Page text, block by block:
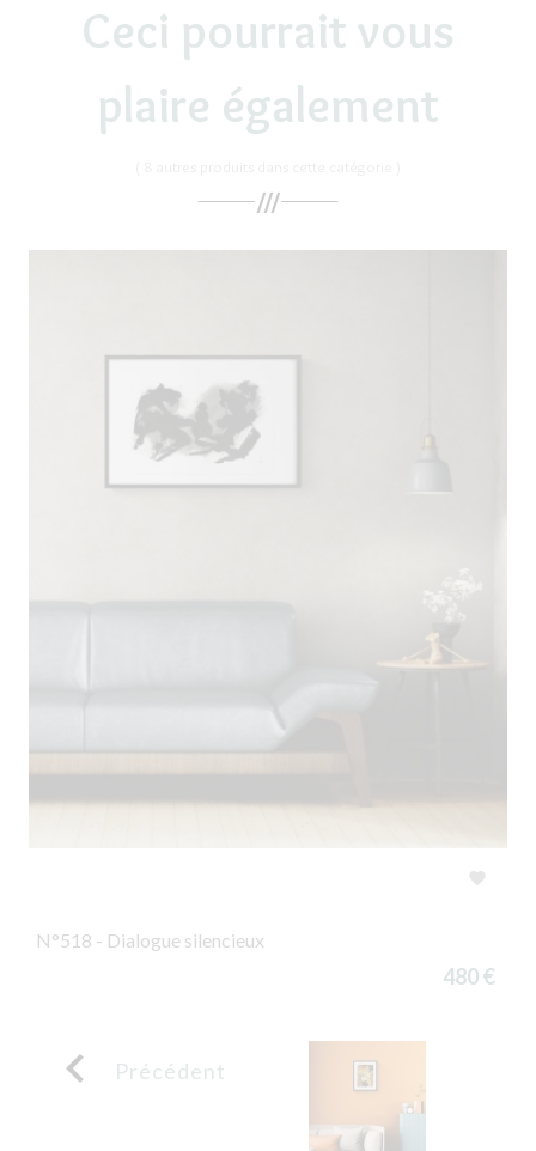
Ceci pourrait vous
plaire également

N°518 - Dialogue silencieux
480 €
 Précédent